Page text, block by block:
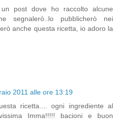
post dove ho raccolto alcune
segnalerò..lo pubblicherò nei
anche questa ricetta, io adoro la
2011 alle ore 13:19
ricetta.... ogni ingrediente al
Imma!!!!! bacioni e buon